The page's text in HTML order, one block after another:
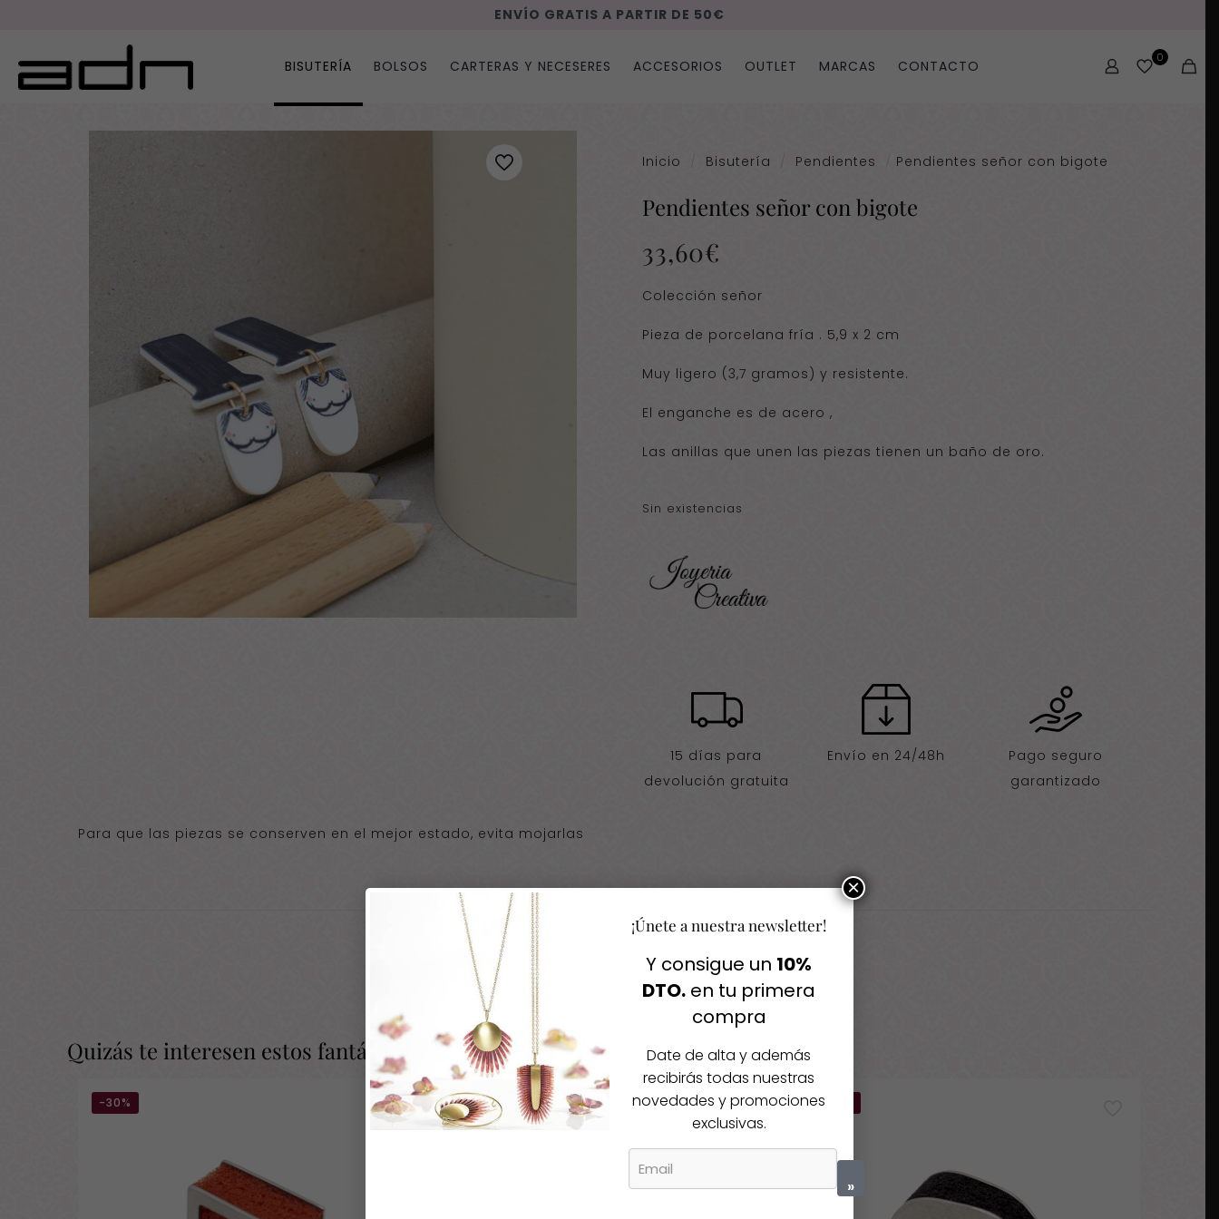
ENVÍO GRATIS A PARTIR DE 50€
BISUTERÍA BOLSOS CARTERAS Y NECESERES ACCESORIOS OUTLET MARCAS CONTACTO 0
Inicio Bisutería Pendientes Pendientes señor con bigote
Pendientes señor con bigote
33,60€
Colección señor
Pieza de porcelana fría . 5,9 x 2 cm
Muy ligero (3,7 gramos) y resistente.
El enganche es de acero ,
Las anillas que unen las piezas tienen un baño de oro.
Sin existencias
15 días para
devolución gratuita
Envío en 24/48h
Pago seguro
garantizado
Para que las piezas se conserven en el mejor estado, evita mojarlas
Igual te gusta
Quizás te interesen estos fantásticos productos
-30% -30% -30%
¡Únete a nuestra newsletter!
Y consigue un 10%
DTO. en tu primera
compra
Date de alta y además
recibirás todas nuestras
novedades y promociones
exclusivas.
»
×